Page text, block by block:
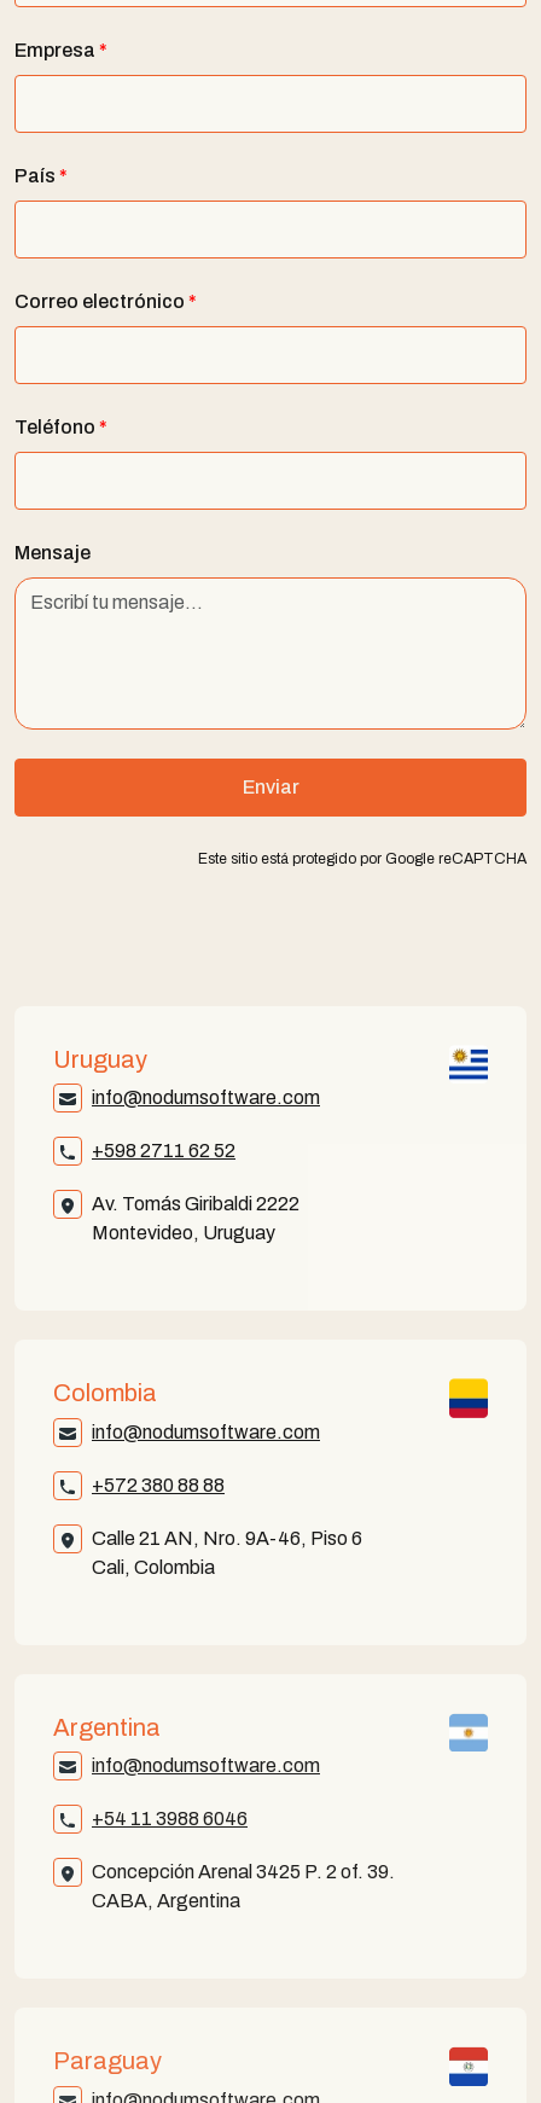
Empresa *
País *
Correo electrónico *
Teléfono *
Mensaje
Enviar
Este sitio está protegido por Google reCAPTCHA
Uruguay
info@nodumsoftware.com
+598 2711 62 52
Av. Tomás Giribaldi 2222
Montevideo, Uruguay
Colombia
info@nodumsoftware.com
+572 380 88 88
Calle 21 AN, Nro. 9A-46, Piso 6
Cali, Colombia
Argentina
info@nodumsoftware.com
+54 11 3988 6046
Concepción Arenal 3425 P. 2 of. 39.
CABA, Argentina
Paraguay